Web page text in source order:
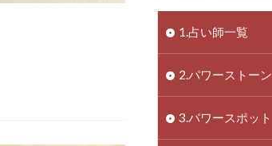
1.占い師一覧
2.パワーストーン
3.パワースポット